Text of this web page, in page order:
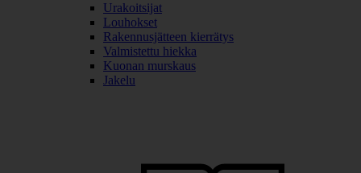
Urakoitsijat
Louhokset
Rakennusjätteen kierrätys
Valmistettu hiekka
Kuonan murskaus
Jakelu